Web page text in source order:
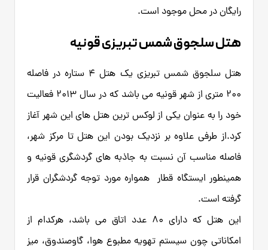
رایگان در محل موجود است.
هتل سلجوق شمس تبریزی قونیه
هتل سلجوق شمس تبریزی یک هتل 4 ستاره در فاصله
200 متری از شهر قونیه می باشد که در سال 2013 فعالیت
خود را به عنوان یکی از لوکس ترین هتل های این شهر آغاز
کرد.از طرفی علاوه بر نزدیک بودن این هتل تا مرکز شهر،
فاصله مناسب آن نسبت به جاذبه های گردشگری قونیه و
همینطور ایستگاه قطار همواره مورد توجه گردشگران قرار
گرفته است.
این هتل که دارای 80 عدد اتاق می باشد، هرکدام از
امکاناتی چون سیستم تهویه مطبوع هوا، گاوصندوق، میز